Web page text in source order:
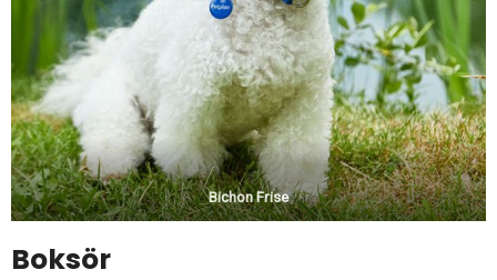
Bichon Frise
Boksör